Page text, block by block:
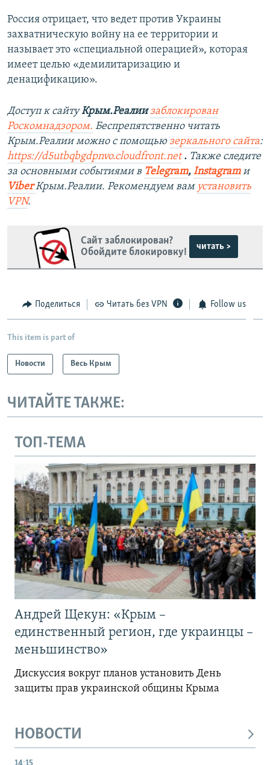
Россия отрицает, что ведет против Украины
захватническую войну на ее территории и
называет это «специальной операцией», которая
имеет целью «демилитаризацию и
денацификацию».
Доступ к сайтуКрым.Реалии заблокирован
Роскомнадзором. Беспрепятственно читать
Крым.Реалии можно с помощью зеркального сайта:
https://d5utbqbgdpnvo.cloudfront.net . Также следите
за основными событиями в Telegram, Instagramи
ViberКрым.Реалии. Рекомендуем вам установить
VPN.
Сайт заблокирован?
Обойдите блокировку!
читать >
Поделиться Читать без VPN Follow us
This item is part of
Новости Весь Крым
ЧИТАЙТЕ ТАКЖЕ:
ТОП-ТЕМА
Андрей Щекун: «Крым –
единственный регион, где украинцы –
меньшинство»
Дискуссия вокруг планов установить День
защиты прав украинской общины Крыма
НОВОСТИ